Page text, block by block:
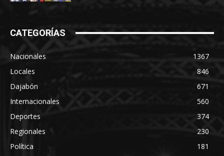
CATEGORÍAS
Nacionales
1367
Locales
846
Dajabón
671
Internacionales
560
Deportes
374
Regionales
230
Política
181